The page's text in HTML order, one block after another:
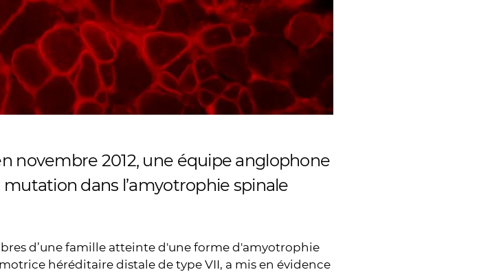
novembre 2012, une équipe anglophone
dans l’amyotrophie spinale
d’une famille atteinte d'une forme d'amyotrophie
héréditaire distale de type VII, a mis en évidence